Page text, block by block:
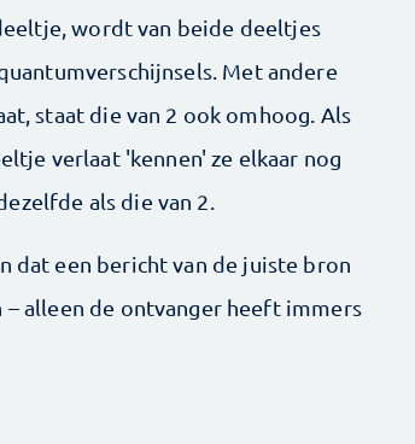
wordt van beide deeltjes
Met andere
staat die van 2 ook omhoog. Als
verlaat 'kennen' ze elkaar nog
als die van 2.
dat een bericht van de juiste bron
alleen de ontvanger heeft immers